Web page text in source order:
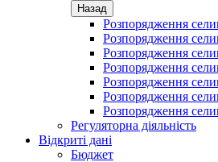
Назад
Розпорядження
Розпорядження
Розпорядження
Розпорядження
Розпорядження
Розпорядження
Розпорядження
Регуляторна діяльність
Відкриті дані
Бюджет